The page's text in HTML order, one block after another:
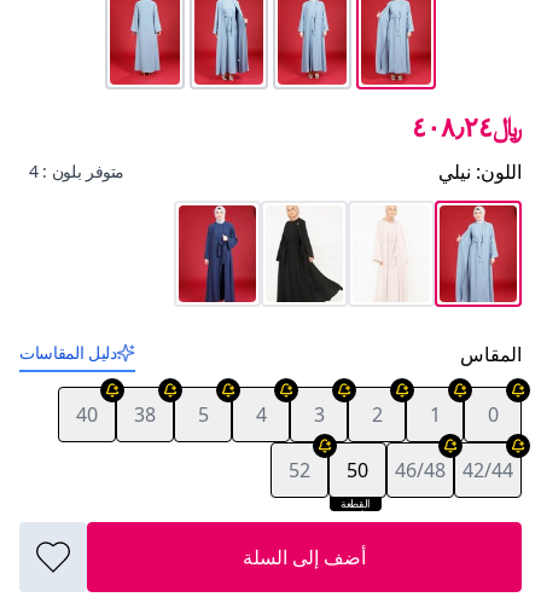
﷼٤٠٨٫٢٤
اللون: نيلي متوفر بلون : 4
المقاس دليل المقاسات
0
1
2
3
4
5
38
40
42/44
46/48
القطعة
50
52
أضف إلى السلة